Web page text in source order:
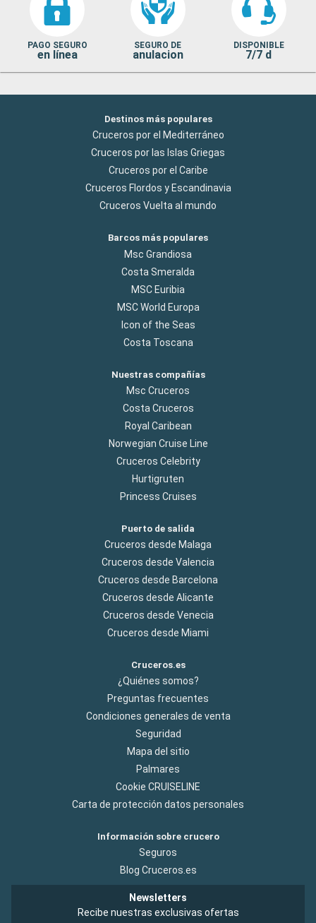
PAGO SEGURO
en línea
SEGURO DE
anulacion
DISPONIBLE
7/7 d
Destinos más populares
Cruceros por el Mediterráneo
Cruceros por las Islas Griegas
Cruceros por el Caribe
Cruceros Flordos y Escandinavia
Cruceros Vuelta al mundo
Barcos más populares
Msc Grandiosa
Costa Smeralda
MSC Euribia
MSC World Europa
Icon of the Seas
Costa Toscana
Nuestras compañías
Msc Cruceros
Costa Cruceros
Royal Caribean
Norwegian Cruise Line
Cruceros Celebrity
Hurtigruten
Princess Cruises
Puerto de salida
Cruceros desde Malaga
Cruceros desde Valencia
Cruceros desde Barcelona
Cruceros desde Alicante
Cruceros desde Venecia
Cruceros desde Miami
Cruceros.es
¿Quiénes somos?
Preguntas frecuentes
Condiciones generales de venta
Seguridad
Mapa del sitio
Palmares
Cookie CRUISELINE
Carta de protección datos personales
Información sobre crucero
Seguros
Blog Cruceros.es
Newsletters
Recibe nuestras exclusivas ofertas